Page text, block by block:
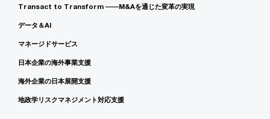
Transact to Transform ――M&Aを通じた変革の実現
データ＆AI
マネージドサービス
日本企業の海外事業支援
海外企業の日本展開支援
地政学リスクマネジメント対応支援